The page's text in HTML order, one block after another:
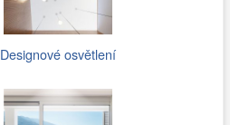
Designové osvětlení